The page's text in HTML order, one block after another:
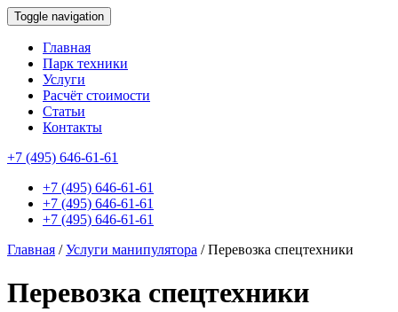
Toggle navigation
Главная
Парк техники
Услуги
Расчёт стоимости
Статьи
Контакты
id this page is: 49252
+7 (495) 646-61-61
+7 (495) 646-61-61
+7 (495) 646-61-61
+7 (495) 646-61-61
Главная /Услуги манипулятора /Перевозка спецтехники
Перевозка спецтехники